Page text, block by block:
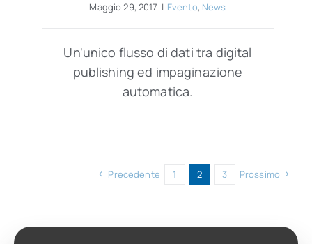
Maggio 29, 2017 | Evento, News
Un'unico flusso di dati tra digital
publishing ed impaginazione
automatica.
Precedente 1 2 3 Prossimo